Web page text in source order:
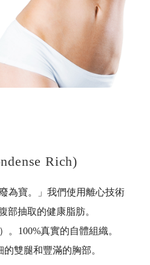
Rich)
為寶。」我們使用離心技術
部抽取的健康脂肪。
。100%真實的自體組織。
雙腿和豐滿的胸部。